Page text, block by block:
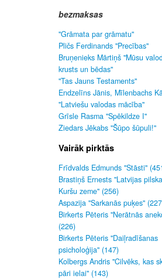
bezmaksas
"Grāmata par grāmatu"
Pličs Ferdinands "Precības"
Bruņenieks Mārtiņš "Mūsu
krusts un bēdas"
"Tas Jauns Testaments"
Endzelīns Jānis, Mīlenbachs
"Latviešu valodas mācība"
Grīsle Rasma "Spēkildze I"
Ziedars Jēkabs "Šūpo šūpuli!"
Vairāk pirktās
Frīdvalds Edmunds "Stāsti"
Brastiņš Ernests "Latvijas
Kuršu zeme" (256)
Aspazija "Sarkanās puķes"
Birkerts Pēteris "Nerātnās
(226)
Birkerts Pēteris "Daiļradīšanas
psicholoģija" (147)
Kolbergs Andris "Cilvēks, kas
pāri ielai" (143)